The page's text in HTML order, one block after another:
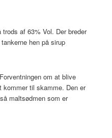
af 63% Vol. Der breder
hen på sirup
om at blive
til skamme. Den er
maltsødmen som er